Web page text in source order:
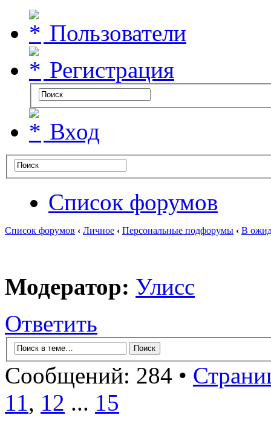
Пользователи
Регистрация
Вход
Список форумов
Список форумов ‹ Личное ‹ Персональные подфорумы ‹ В
Модератор: Улисс
Ответить
Сообщений: 284 •
11, 12 ... 15